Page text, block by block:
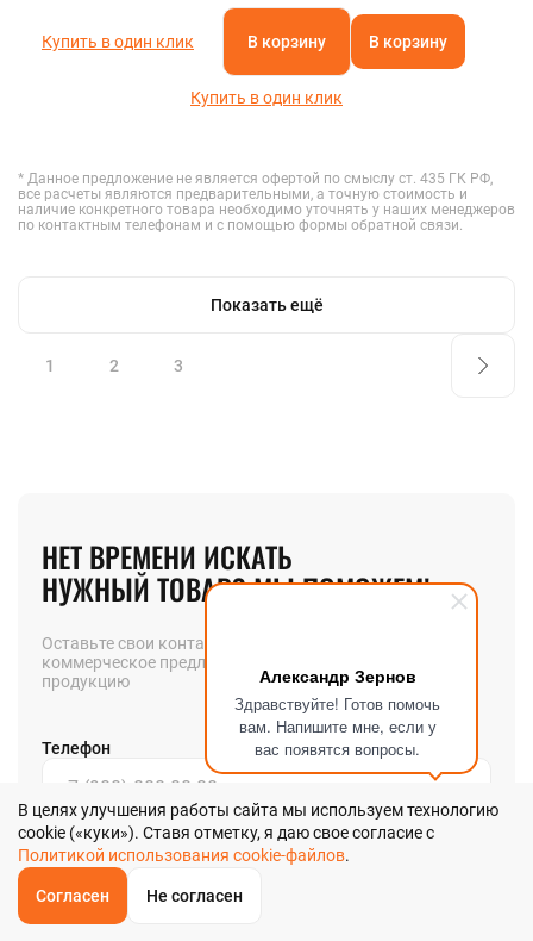
Александр Зернов
Здравствуйте! Готов помочь
вам. Напишите мне, если у
вас появятся вопросы.
ОБРАТНЫЙЗВОНОК
Купить в один клик В корзину В корзину
Купить в один клик
* Данное предложение не является офертой по смыслу ст. 435 ГК РФ,
все расчеты являются предварительными, а точную стоимость и
наличие конкретного товара необходимо уточнять у наших менеджеров
по контактным телефонам и с помощью формы обратной связи.
Показать ещё
1 2 3
НЕТ ВРЕМЕНИ ИСКАТЬ
НУЖНЫЙ ТОВАР? МЫ ПОМОЖЕМ!
Оставьте свои контакты и мы вышлем вам
коммерческое предложение на интересующую вас
продукцию
Телефон
Позвоните мне
Я даю согласиена обработку своих персональных данных в
Политикой обработки персональных данных
Главная
В целях улучшения работы сайта мы используем технологию
cookie («куки»). Ставя отметку, я даю свое согласие с
Политикой использования cookie-файлов.
Согласен Не согласен